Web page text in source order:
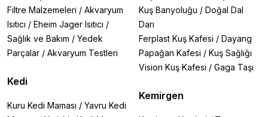
sağlayın
Cilt problemlerinde veteriner onaylı ürünler
kullanın
Neden Atakan Pet Shop?
✅ Hızlı ve güvenli alışveriş
Kedinizin daha sağlıklı tüyleri için hemen alışverişe
Filtre Malzemeleri / Akvaryum
Isıtıcı / Eheim Jager Isıtıcı /
Sağlık ve Bakım / Yedek
Parçalar / Akvaryum Testleri
Kedi
Kuru Kedi Maması / Yavru Kedi
Kuş Banyoluğu / Doğal Dal
Darı
Ferplast Kuş Kafesi / Dayang
Papağan Kafesi / Kuş Sağlığı
Vision Kuş Kafesi / Gaga Taşı
Kemirgen